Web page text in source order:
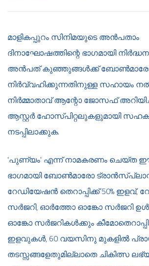
മാളികപ്പുറം സിനിമയുടെ അന്‍പതാം
ദിനാഘോഷത്തിന്റെ ഭാഗമായി
അന്‍പത് കുഞ്ഞുങ്ങള്‍ക്ക് ബോണ്‍മാരോ
നിര്‍വ്വഹിക്കുന്നതിനുള്ള സഹായം
നിര്‍മ്മാതാവ് ആന്റോ ജോസഫ്
ആസ്റ്റര്‍ ഹോസ്പിറ്റലുകളുമായി
നടപ്പിലാക്കുക.
'പുണ്യം' എന്ന് നാമകരണം ചെയ്ത
ഭാഗമായി ബോണ്‍മാരോ
റേഡിയേഷന്‍ തെറാപ്പിക്ക് 50% ഇളവ്,
സര്‍ജറി, ഓർത്തോ ഓങ്കോ സർജറി
ഓങ്കോ സര്‍ജറികള്‍ക്കും
ഇളവുകള്‍, 60 വയസിനു മുകളിൽ
തടസ്സങ്ങളേതുമില്ലാതെ ചികിത്സ